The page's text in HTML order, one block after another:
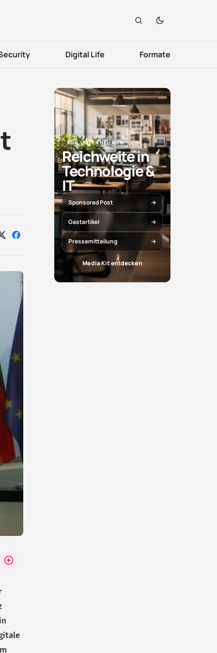
Digital Life Formate
Auf Auf
FÜR UNTERNEHMEN
Reichweite in
Technologie &
IT
Sponsored Post
Gastartikel
Pressemitteilung
Media Kit entdecken